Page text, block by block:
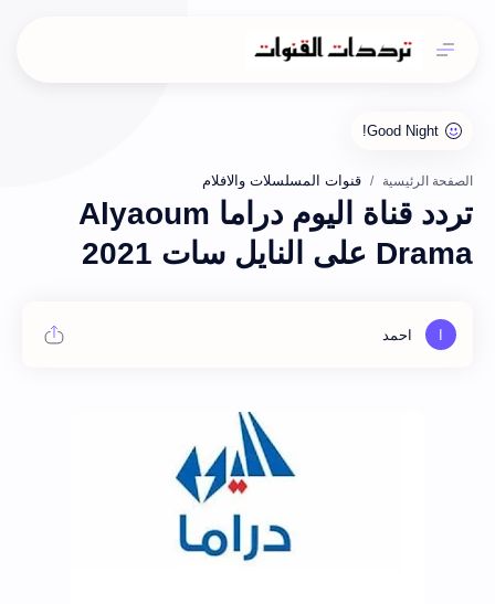
الصفحة الرئيسية قنوات المسلسلات والافلام
تردد قناة اليوم دراما Alyaoum
Drama على النايل سات 2021